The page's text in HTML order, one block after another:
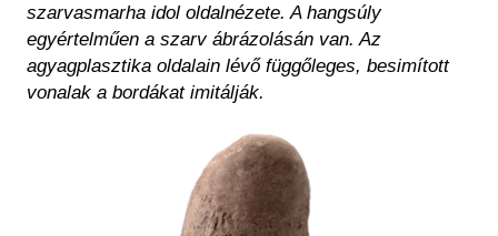
szarvasmarha idol oldalnézete. A hangsúly
egyértelműen a szarv ábrázolásán van. Az
agyagplasztika oldalain lévő függőleges, besimított
vonalak a bordákat imitálják.